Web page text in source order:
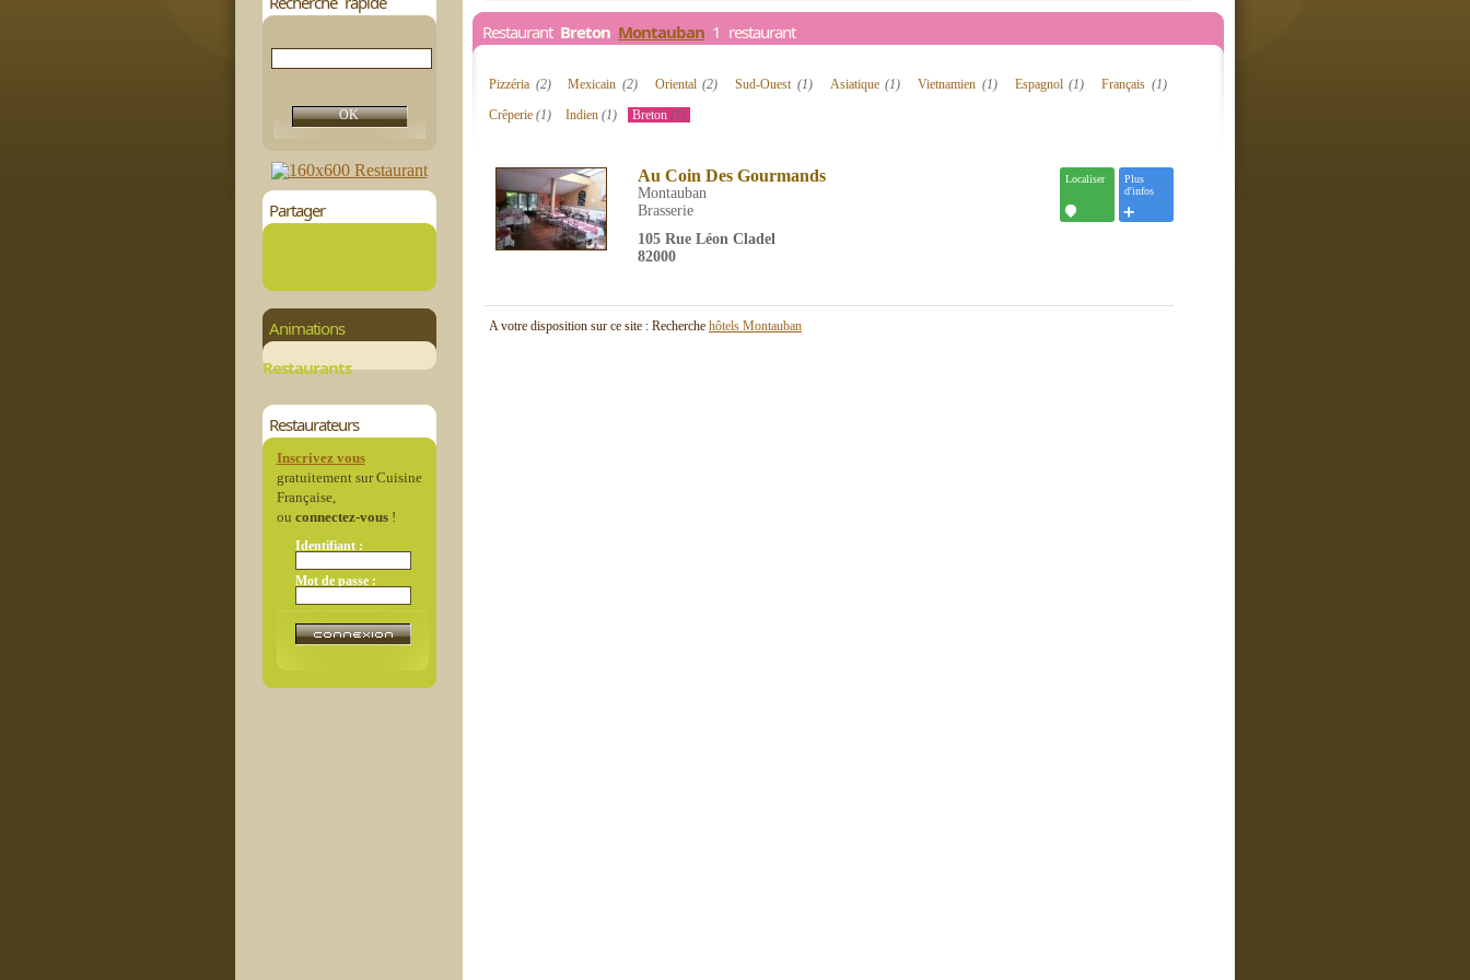
Partager
Animations
Restaurants
Restaurateurs
Inscrivez vous
gratuitement sur Cuisine
Française,
ou connectez-vous!
Identifiant :
Mot de passe :
Restaurant Breton Montauban 1 restaurant
Pizzéria (2) Mexicain (2) Oriental(2) Sud-Ouest (1) Asiatique(1) Vietnamien (1) Espagnol(1) Français (1)
Crêperie (1) Indien(1) Breton (1)
Au Coin Des Gourmands
Montauban
Brasserie
105 Rue Léon Cladel
82000
Plus
d'infos
Localiser
A votre disposition sur ce site : Recherche hôtels Montauban